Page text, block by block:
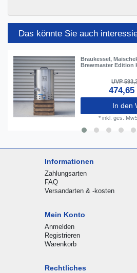
Das könnte Sie auch
Braukessel,
Brewmaster Edition
UVP
474,65
In den
* inkl. ges.
Informationen
Zahlungsarten
FAQ
Versandarten & -kosten
Mein Konto
Anmelden
Registrieren
Warenkorb
Rechtliches